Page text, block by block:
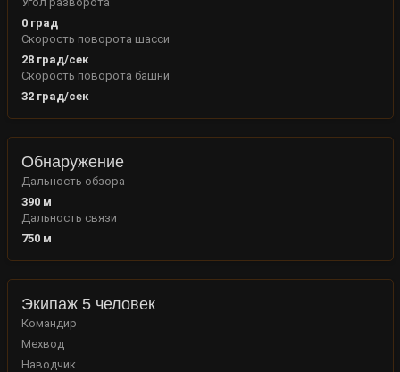
0град
Скорость поворота шасси
28град/сек
Скорость поворота башни
32град/сек
Обнаружение
Дальность обзора
390м
Дальность связи
750м
Экипаж 5 человек
Командир
Мехвод
Наводчик